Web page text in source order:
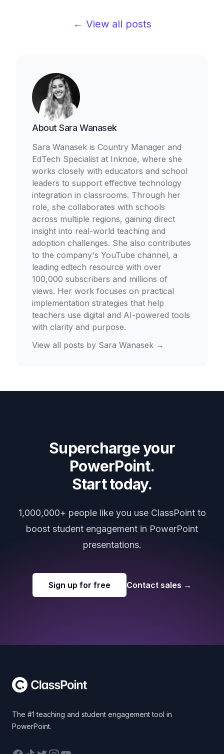
← View all posts
About Sara Wanasek
Sara Wanasek is Country Manager and
EdTech Specialist at Inknoe, where she
works closely with educators and school
leaders to support effective technology
integration in classrooms. Through her
role, she collaborates with schools
across multiple regions, gaining direct
insight into real-world teaching and
adoption challenges. She also contributes
to the company's YouTube channel, a
leading edtech resource with over
100,000 subscribers and millions of
views. Her work focuses on practical
implementation strategies that help
teachers use digital and AI-powered tools
with clarity and purpose.
View all posts by Sara Wanasek →
Supercharge your
PowerPoint.
Start today.
1,000,000+ people like you use ClassPoint to
boost student engagement in PowerPoint
presentations.
Sign up for free Contact sales →
The #1 teaching and student engagement tool in
PowerPoint.